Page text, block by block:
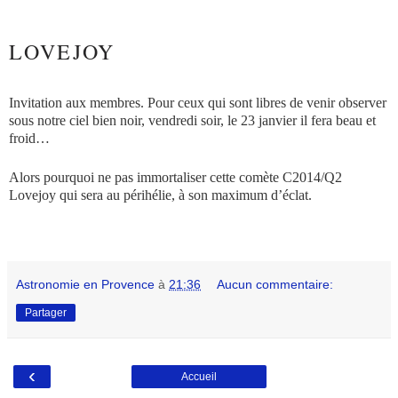
LOVEJOY
Invitation aux membres. Pour ceux qui sont libres de venir observer
sous notre ciel bien noir, vendredi soir, le 23 janvier il fera beau et
froid…
Alors pourquoi ne pas immortaliser cette comète C2014/Q2
Lovejoy qui sera au périhélie, à son maximum d’éclat.
Astronomie en Provence à 21:36 Aucun commentaire:
Partager
‹ Accueil